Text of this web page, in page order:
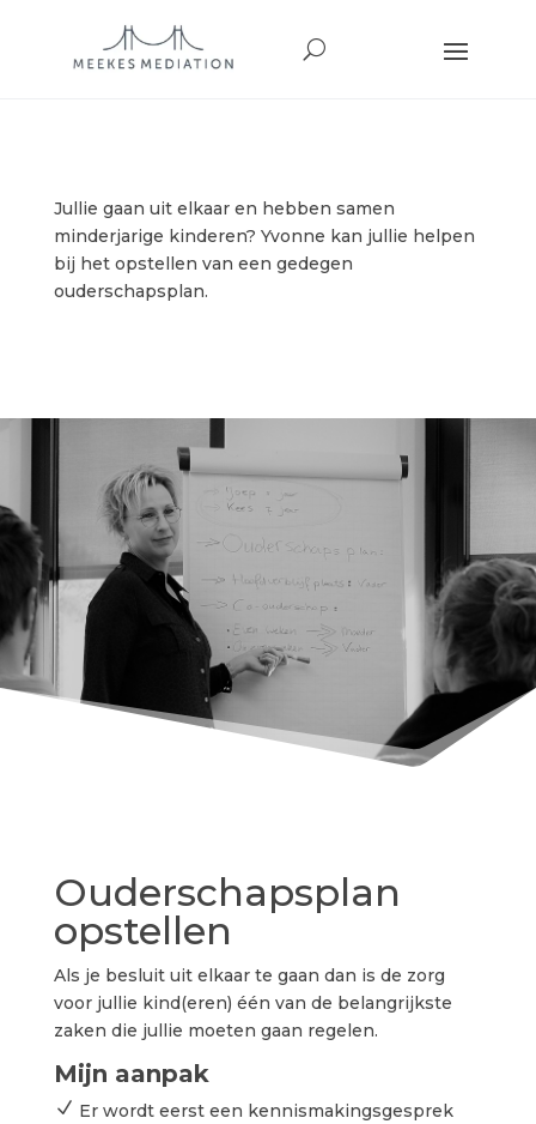
Jullie gaan uit elkaar en hebben samen
minderjarige kinderen? Yvonne kan jullie helpen
bij het opstellen van een gedegen
ouderschapsplan.
Ouderschapsplan
opstellen
Als je besluit uit elkaar te gaan dan is de zorg
voor jullie kind(eren) één van de belangrijkste
zaken die jullie moeten gaan regelen.
Mijn aanpak
N Er wordt eerst een kennismakingsgesprek